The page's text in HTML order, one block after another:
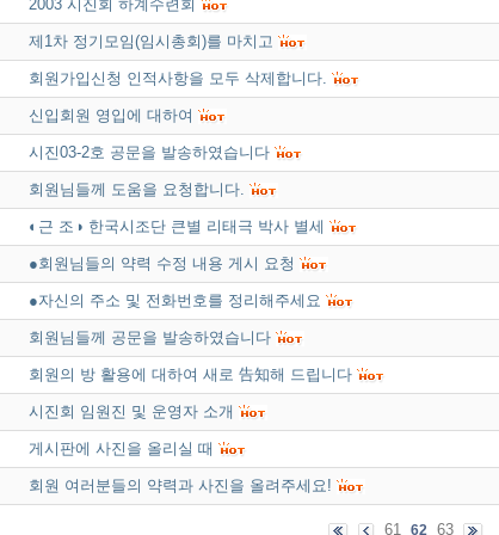
2003 시진회 하계수련회
제1차 정기모임(임시총회)를 마치고
회원가입신청 인적사항을 모두 삭제합니다.
신입회원 영입에 대하여
시진03-2호 공문을 발송하였습니다
회원님들께 도움을 요청합니다.
◐근 조◑ 한국시조단 큰별 리태극 박사 별세
●회원님들의 약력 수정 내용 게시 요청
●자신의 주소 및 전화번호를 정리해주세요
회원님들께 공문을 발송하였습니다
회원의 방 활용에 대하여 새로 告知해 드립니다
시진회 임원진 및 운영자 소개
게시판에 사진을 올리실 때
회원 여러분들의 약력과 사진을 올려주세요!
61 62 63